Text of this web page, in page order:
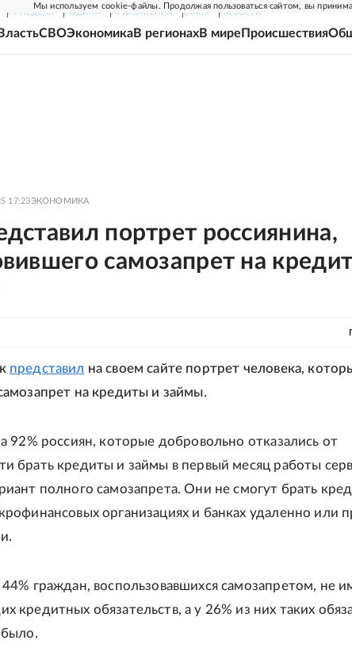
Мы используем cookie-файлы. Продолжая пользоваться сайтом, вы
РГ-НЕДЕЛЯ РОДИНА ПРИЛОЖЕНИЯ СОЮЗ НОВОСТИ
ВластьСВОЭкономикаВ регионахВ мире Происшествия
17:23ЭКОНОМИКА
портрет россиянина,
самозапрет на
представил на своем сайте портрет человека,
на кредиты и займы.
92% россиян, которые добровольно отказались от
брать кредиты и займы в первый месяц работы
полного самозапрета. Они не смогут брать
организациях и банках удаленно или
граждан, воспользовавшихся самозапретом, не
кредитных обязательств, а у 26% из них таких
было.